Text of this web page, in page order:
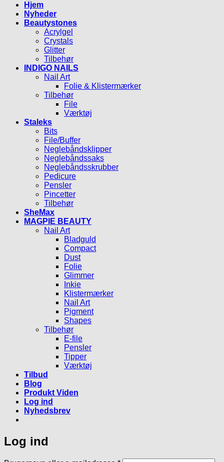
Hjem
Nyheder
Beautystones
Acrylgel
Crystals
Glitter
Tilbehør
INDIGO NAILS
Nail Art
Folie & Klistermærker
Tilbehør
File
Værktøj
Staleks
Bits
File/Buffer
Neglebåndsklipper
Neglebåndssaks
Neglebåndsskrubber
Pedicure
Pensler
Pincetter
Tilbehør
SheMax
MAGPIE BEAUTY
Nail Art
Bladguld
Compact
Dust
Folie
Glimmer
Inkie
Klistermærker
Nail Art
Pigment
Shapes
Tilbehør
E-file
Pensler
Tipper
Værktøj
Tilbud
Blog
Produkt Viden
Log ind
Nyhedsbrev
Log ind